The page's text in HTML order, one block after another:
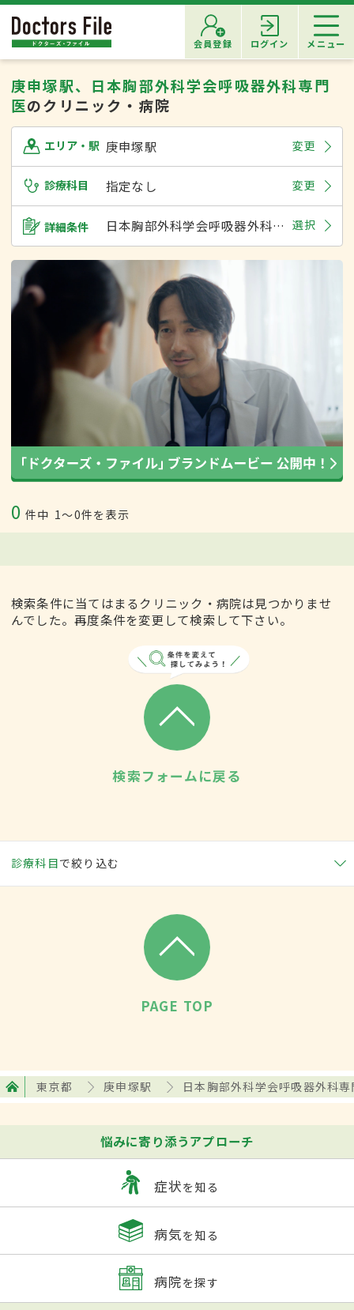
会員登録 ログイン メニュー
庚申塚駅、日本胸部外科学会呼吸器外科専門
医のクリニック・病院
エリア・駅 庚申塚駅 変更
診療科目 指定なし 変更
詳細条件 日本胸部外科学会呼吸器外科専門医 選択
0 件中 1〜0件を表示
検索条件に当てはまるクリニック・病院は見つかりませ
んでした。再度条件を変更して検索して下さい。
検索フォームに戻る
診療科目で絞り込む
PAGE TOP
東京都 庚申塚駅 日本胸部外科学会呼吸器外科
悩みに寄り添うアプローチ
症状を知る
病気を知る
病院を探す